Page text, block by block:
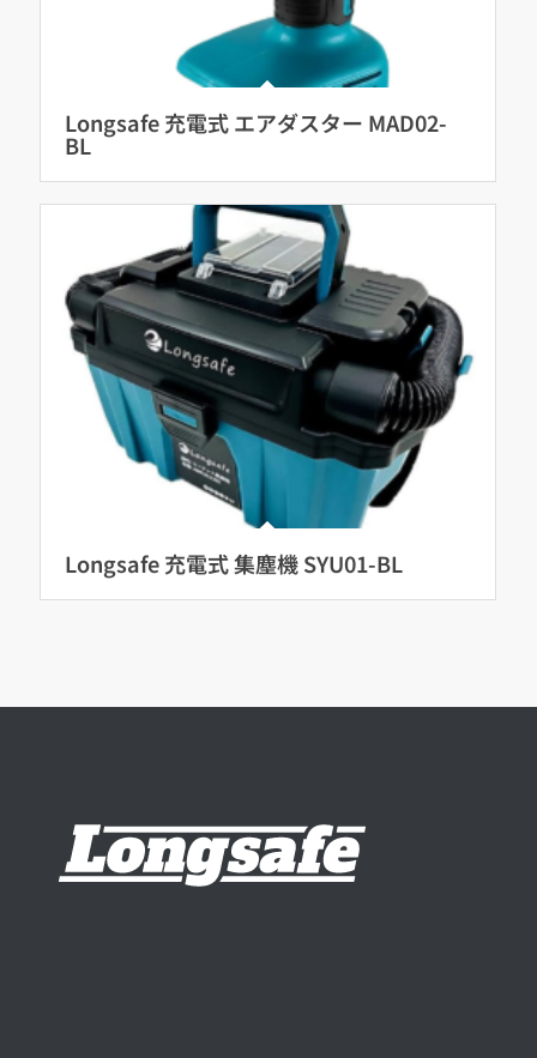
Longsafe 充電式 エアダスター MAD02-
BL
Longsafe 充電式 集塵機 SYU01-BL